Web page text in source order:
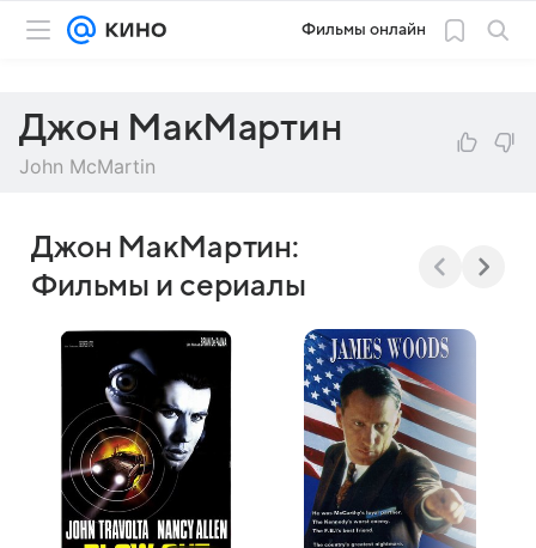
Фильмы онлайн
Джон МакМартин
John McMartin
Джон МакМартин:
Фильмы и сериалы